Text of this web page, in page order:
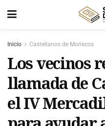
Inicio Castellanos de Moriscos
Los vecinos
llamada de
el IV